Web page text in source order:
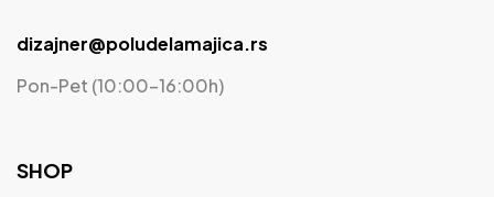
dizajner@poludelamajica.rs
Pon-Pet (10:00-16:00h)
SHOP